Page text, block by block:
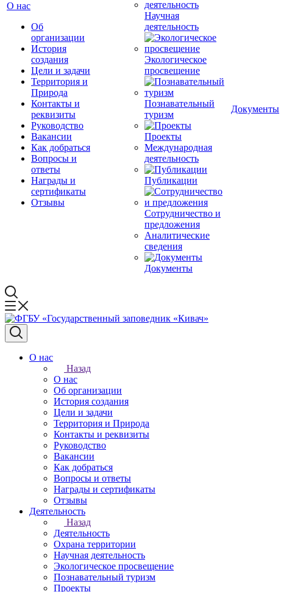
О нас
Об
организации
История
создания
Цели и задачи
Территория и
Природа
Контакты и
реквизиты
Руководство
Вакансии
Как добраться
Вопросы и
ответы
Награды и
сертификаты
Отзывы
Научная
деятельность
Экологическое
просвещение
Познавательный
туризм
Проекты
Международная
деятельность
Публикации
Сотрудничество и
предложения
Аналитические
сведения
Документы
Документы
О нас
Назад
О нас
Об организации
История создания
Цели и задачи
Территория и Природа
Контакты и реквизиты
Руководство
Вакансии
Как добраться
Вопросы и ответы
Награды и сертификаты
Отзывы
Деятельность
Назад
Деятельность
Охрана территории
Научная деятельность
Экологическое просвещение
Познавательный туризм
Проекты